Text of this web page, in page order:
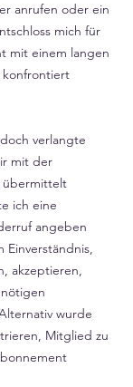
anrufen oder ein
mich für
mit einem langen
konfrontiert
verlangte
mit der
übermittelt
ich eine
angeben
Einverständnis,
akzeptieren,
wurde
Mitglied zu